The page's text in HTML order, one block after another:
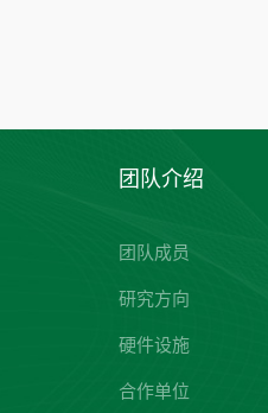
团队介绍
团队成员
研究方向
硬件设施
合作单位